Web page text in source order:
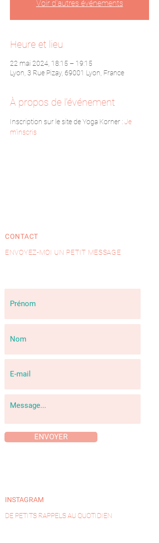
Voir d'autres événements
Heure et lieu
22 mai 2024, 18:15 – 19:15
Lyon, 3 Rue Pizay, 69001 Lyon, France
À propos de l'événement
Inscription sur le site de Yoga Korner : Je
m'inscris
CONTACT
ENVOYEZ-MOI UN PETIT MESSAGE
ENVOYER
INSTAGRAM
DE PETITS RAPPELS AU QUOTIDIEN